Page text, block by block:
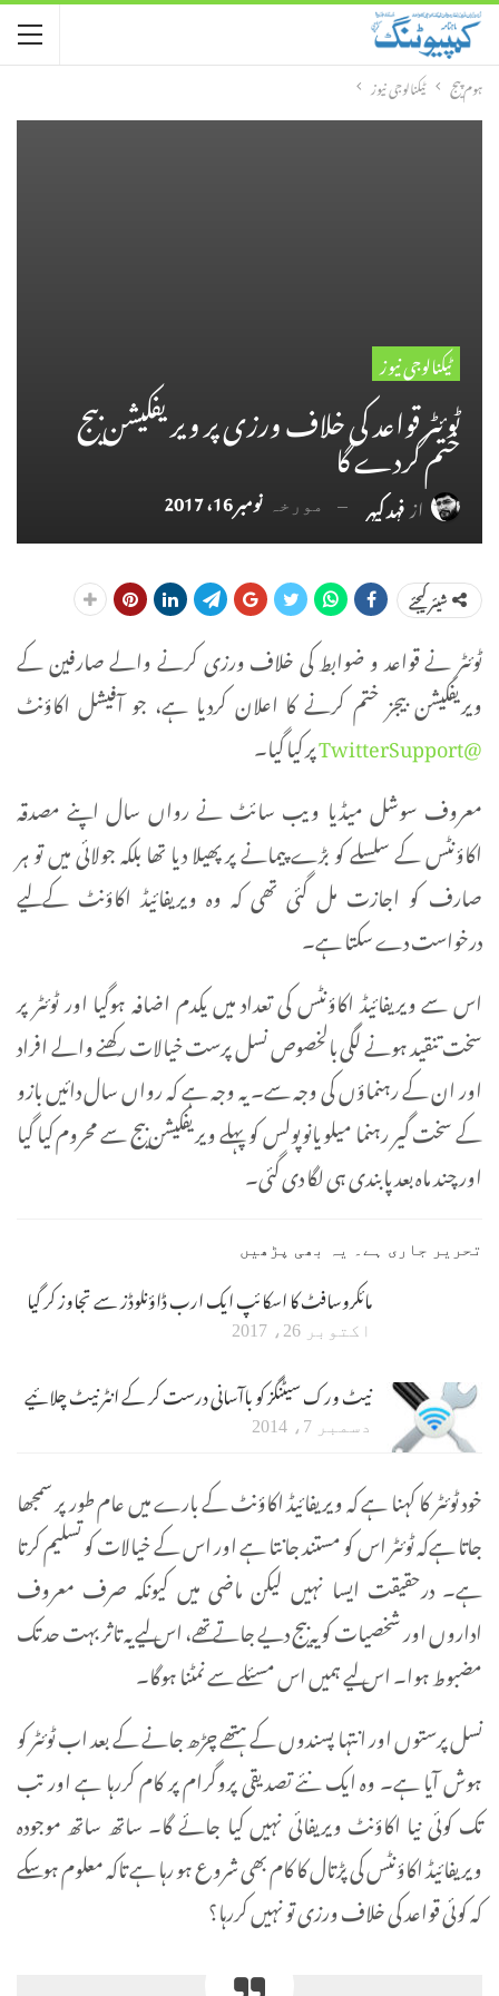
ہوم پیج ٹیکنالوجی نیوز
ٹیکنالوجی نیوز
ٹوئٹر قواعد کی خلاف ورزی پر ویریفکیشن بیج
ختم کردے گا
ازفہد کیہر مورخہ نومبر 16، 2017
شیئر کیجئے
ٹوئٹر نے قواعد و ضوابط کی خلاف ورزی کرنے والے صارفین کے
ویریفکیشن بیجز ختم کرنے کا اعلان کردیا ہے، جو آفیشل اکاؤنٹ
@TwitterSupport
پر کیا گیا۔
معروف سوشل میڈیا ویب سائٹ نے رواں سال اپنے مصدقہ
اکاؤنٹس کے سلسلے کو بڑے پیمانے پر پھیلا دیا تھا بلکہ جولائی میں تو ہر
صارف کو اجازت مل گئی تھی کہ وہ ویریفائیڈ اکاؤنٹ کے لیے
درخواست دے سکتا ہے۔
اس سے ویریفائیڈ اکاؤنٹس کی تعداد میں یکدم اضافہ ہوگیا اور ٹوئٹر پر
سخت تنقید ہونے لگی بالخصوص نسل پرست خیالات رکھنے والے افراد
اور ان کے رہنماؤں کی وجہ سے۔ یہ وجہ ہے کہ رواں سال دائیں بازو
کے سخت گیر رہنما میلو یانوپولس کو پہلے ویریفکیشن بیج سے محروم کیا گیا
اور چند ماہ بعد پابندی ہی لگا دی گئی۔
تحریر جاری ہے۔ یہ بھی پڑھیں
مائکروسافٹ کا اسکائپ ایک ارب ڈاؤنلوڈز سے تجاوز کر گیا
اکتوبر 26، 2017
نیٹ ورک سیٹنگز کو باآسانی درست کر کے انٹرنیٹ چلائیے
دسمبر 7، 2014
خود ٹوئٹر کا کہنا ہے کہ ویریفائیڈ اکاؤنٹ کے بارے میں عام طور پر سمجھا
جاتا ہےکہ ٹوئٹر اس کو مستند جانتا ہے اور اس کے خیالات کو تسلیم کرتا
ہے۔ درحقیقت ایسا نہیں لیکن ماضی میں کیونکہ صرف معروف
اداروں اور شخصیات کو یہ بیج دیے جاتے تھے، اس لیے یہ تاثر بہت حد تک
مضبوط ہوا۔ اس لیے ہمیں اس مسئلے سے نمٹنا ہوگا۔
نسل پرستوں اور انتہا پسندوں کے ہتھے چڑھ جانے کے بعد اب ٹوئٹر کو
ہوش آیا ہے۔ وہ ایک نئے تصدیقی پروگرام پر کام کررہا ہے اور تب
تک کوئی نیا اکاؤنٹ ویریفائی نہیں کیا جائے گا۔ ساتھ ساتھ موجودہ
ویریفائیڈ اکاؤنٹس کی پڑتال کا کام بھی شروع ہو رہا ہے تاکہ معلوم ہو سکے
کہ کوئی قواعد کی خلاف ورزی تو نہیں کررہا؟